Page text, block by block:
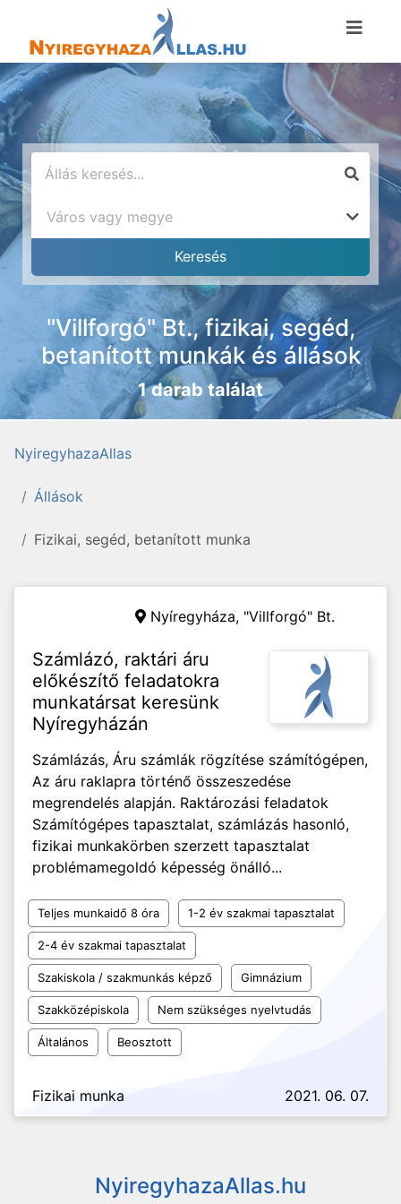
"Villforgó" Bt., fizikai, segéd,
betanított munkák és állások
1 darab találat
NyiregyhazaAllas
Állások
Fizikai, segéd, betanított munka
Nyíregyháza, "Villforgó" Bt.
Számlázó, raktári áru
előkészítő feladatokra
munkatársat keresünk
Nyíregyházán
Számlázás, Áru számlák rögzítése számítógépen,
Az áru raklapra történő összeszedése
megrendelés alapján. Raktározási feladatok
Számítógépes tapasztalat, számlázás hasonló,
fizikai munkakörben szerzett tapasztalat
problémamegoldó képesség önálló...
Teljes munkaidő 8 óra 1-2 év szakmai tapasztalat
2-4 év szakmai tapasztalat
Szakiskola / szakmunkás képző Gimnázium
Szakközépiskola Nem szükséges nyelvtudás
Általános Beosztott
Fizikai munka 2021. 06. 07.
NyiregyhazaAllas.hu